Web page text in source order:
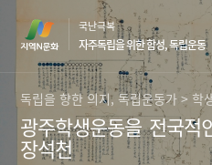
국난극복
자주독립을 위한 함성, 독립운동
독립을 향한 의지, 독립운동가 > 학
광주학생운동을 전국적
장석천